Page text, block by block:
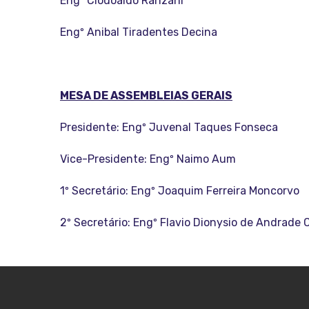
Engº Anibal Tiradentes Decina
MESA DE ASSEMBLEIAS GERAIS
Presidente: Engº Juvenal Taques Fonseca
Vice-Presidente: Engº Naimo Aum
1º Secretário: Engº Joaquim Ferreira Moncorvo
2º Secretário: Engº Flavio Dionysio de Andrade